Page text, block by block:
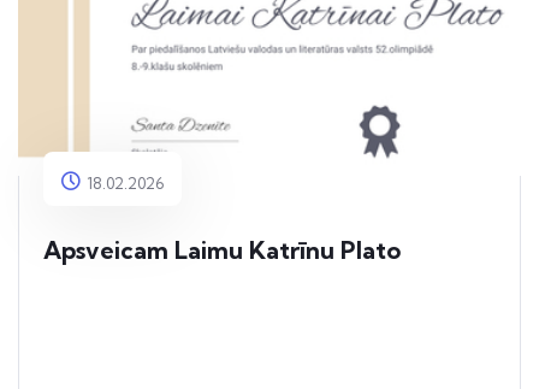
18.02.2026
Apsveicam Laimu Katrīnu Plato